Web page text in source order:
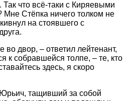
что всё-таки с Киряевыми
Мне Стёпка ничего толком не
на стоявшего с
во двор, – ответил лейтенант,
к собравшейся толпе, – те, кто
здесь, я скоро
тащивший за собой